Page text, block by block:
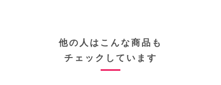
他の人はこんな商品も
チェックしています